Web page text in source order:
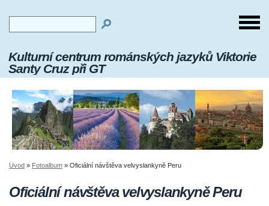
Kulturní centrum románských jazyků Viktorie
Santy Cruz při GT
Úvod » Fotoalbum » Oficiální návštěva velvyslankyně Peru
Oficiální návštěva velvyslankyně Peru